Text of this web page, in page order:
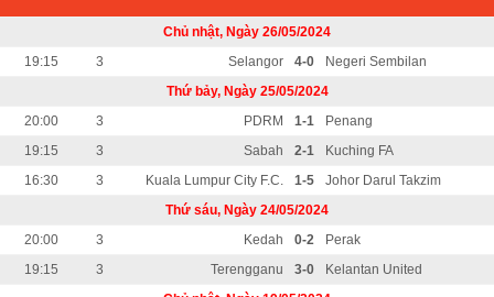
Chủ nhật, Ngày 26/05/2024
19:15
3 Selangor 4-0
Negeri Sembilan
Thứ bảy, Ngày 25/05/2024
20:00
3 PDRM 1-1
Penang
19:15
3 Sabah 2-1
Kuching FA
16:30
3 Kuala Lumpur City F.C. 1-5
Johor Darul Takzim
Thứ sáu, Ngày 24/05/2024
20:00
3 Kedah 0-2
Perak
19:15
3 Terengganu 3-0
Kelantan United